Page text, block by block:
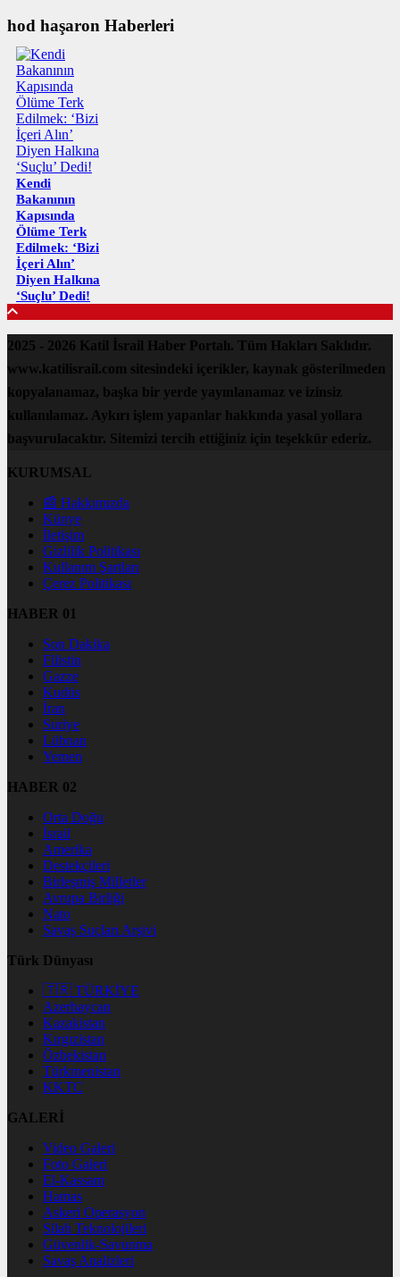
hod haşaron Haberleri
Kendi
Bakanının
Kapısında
Ölüme Terk
Edilmek: ‘Bizi
İçeri Alın’
Diyen Halkına
‘Suçlu’ Dedi!
2025 - 2026 Katil İsrail Haber Portalı. Tüm Hakları Saklıdır.
www.katilisrail.com sitesindeki içerikler, kaynak gösterilmeden
kopyalanamaz, başka bir yerde yayınlanamaz ve izinsiz
kullanılamaz. Aykırı işlem yapanlar hakkında yasal yollara
başvurulacaktır. Sitemizi tercih ettiğiniz için teşekkür ederiz.
KURUMSAL
📰 Hakkımızda
Künye
İletişim
Gizlilik Politikası
Kullanım Şartları
Çerez Politikası
HABER 01
Son Dakika
Filistin
Gazze
Kudüs
İran
Suriye
Lübnan
Yemen
HABER 02
Orta Doğu
İsrail
Amerika
Destekçileri
Birleşmiş Milletler
Avrupa Birliği
Nato
Savaş Suçları Arşivi
Türk Dünyası
🇹🇷 TÜRKİYE
Azerbaycan
Kazakistan
Kırgızistan
Özbekistan
Türkmenistan
KKTC
GALERİ
Video Galeri
Foto Galeri
El-Kassam
Hamas
Askeri Operasyon
Silah Teknolojileri
Güvenlik-Savunma
Savaş Analizleri